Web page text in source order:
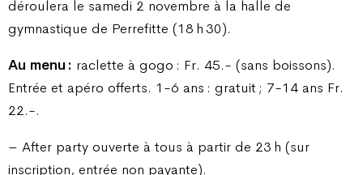
déroulera le samedi 2 novembre à la halle de
gymnastique de Perrefitte (18 h 30).
Au menu : raclette à gogo : Fr. 45.- (sans boissons).
Entrée et apéro offerts. 1-6 ans : gratuit ; 7-14 ans Fr.
22.-.
– After party ouverte à tous à partir de 23 h (sur
inscription, entrée non payante).